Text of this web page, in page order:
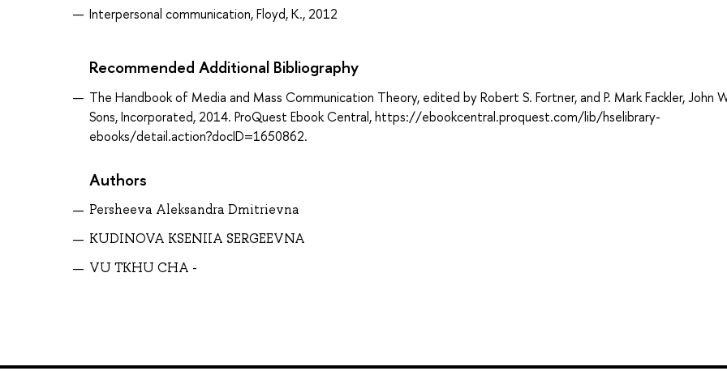
Interpersonal communication, Floyd, K., 2012
Recommended Additional Bibliography
The Handbook of Media and Mass Communication Theory, edited by Robert S. Fortner, and P. Mark Fackler, John
Sons, Incorporated, 2014. ProQuest Ebook Central, https://ebookcentral.proquest.com/lib/hselibrary-
ebooks/detail.action?docID=1650862.
Authors
Persheeva Aleksandra Dmitrievna
KUDINOVA KSENIIA SERGEEVNA
VU TKHU CHA -